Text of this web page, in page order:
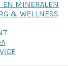
EN MINERALEN
& WELLNESS